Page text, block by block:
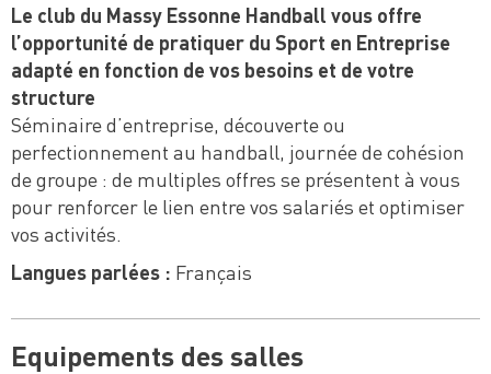
Le club du Massy Essonne Handball vous offre
l’opportunité de pratiquer du Sport en Entreprise
adapté en fonction de vos besoins et de votre
structure
Séminaire d’entreprise, découverte ou
perfectionnement au handball, journée de cohésion
de groupe : de multiples offres se présentent à vous
pour renforcer le lien entre vos salariés et optimiser
vos activités.
Langues parlées : Français
Equipements des salles